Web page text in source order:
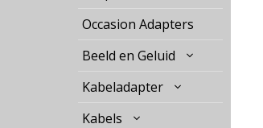
Occasion Adapters
Beeld en Geluid
Kabeladapter
Kabels